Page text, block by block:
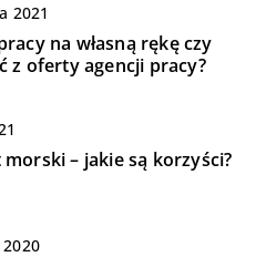
2021
na własną rękę czy
z oferty agencji pracy?
– jakie są korzyści?